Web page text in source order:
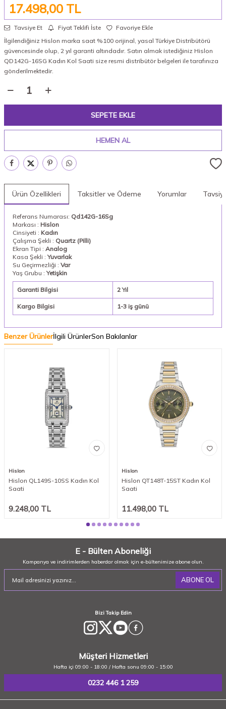
17.498,00 TL
Tavsiye Et Fiyat Teklifi İste
Favoriye Ekle
İlgilendiğiniz Hislon marka saat %100 orijinal, yasal Türkiye Distribütörü
güvencesinde olup, 2 yıl garanti altındadır. Satın almak istediğiniz Hislon
QD142G-16SG Kadın Kol Saati size resmi distribütör belgeleri ile tarafınıza
gönderilmektedir.
SEPETE EKLE
HEMEN AL
Ürün Özellikleri Taksitler ve Ödeme Yorumlar
Referans Numarası: Qd142G-16Sg
Markası : Hislon
Cinsiyeti : Kadın
Çalışma Şekli : Quartz (Pilli)
Ekran Tipi : Analog
Kasa Şekli :Yuvarlak
Su Geçirmezliği : Var
Yaş Grubu :Yetişkin
Garanti Bilgisi 2 Yıl
Kargo Bilgisi 1-3 iş günü
Benzer Ürünlerİlgili ÜrünlerSon Bakılanlar
Hislon
Hislon QL149S-10SS Kadın Kol
Saati
9.248,00 TL
Hislon
Hislon QT148T-15ST Kadın Kol
Saati
11.498,00TL
E - Bülten Aboneliği
Kampanya ve indirimlerden haberdar olmak için e-bültenimize abone olun.
ABONE OL
Bizi Takip Edin
Müşteri Hizmetleri
Hafta içi 09:00 - 18:00 / Hafta sonu 09:00 - 15:00
0232 446 1 259